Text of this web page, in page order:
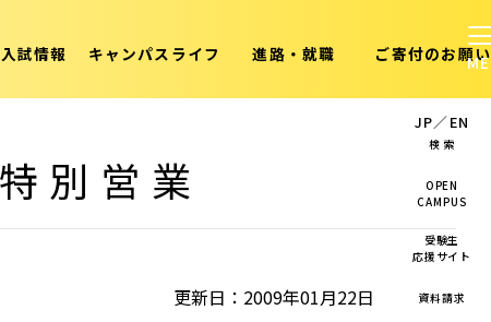
入試情報 キャンパスライフ 進路・就職 ご寄付のお願い
別営業
更新日：2009年01月22日
JP／EN
検 索
OPEN
CAMPUS
受験生
応援サイト
資料請求